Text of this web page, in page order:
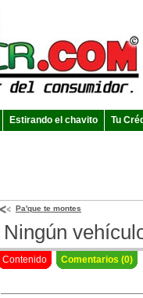
Estirando el chavito Tu
Pa'que te montes
Ningún
Contenido Comentarios (0)